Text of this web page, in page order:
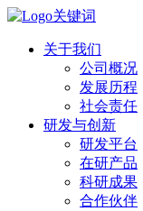
关于我们
公司概况
发展历程
社会责任
研发与创新
研发平台
在研产品
科研成果
合作伙伴